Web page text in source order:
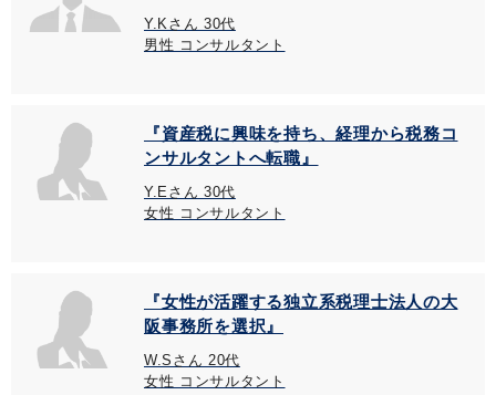
Y.Kさん 30代
男性 コンサルタント
『資産税に興味を持ち、経理から税務コ
ンサルタントへ転職』
Y.Eさん 30代
女性 コンサルタント
『女性が活躍する独立系税理士法人の大
阪事務所を選択』
W.Sさん 20代
女性 コンサルタント